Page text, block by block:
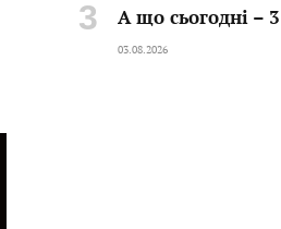
А що сьогодні –
03.08.2026